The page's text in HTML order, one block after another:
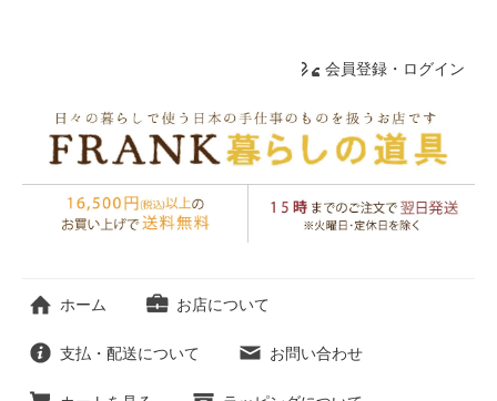
会員登録・ログイン
ホーム お店について
支払・配送について お問い合わせ